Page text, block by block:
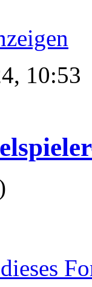
10:53